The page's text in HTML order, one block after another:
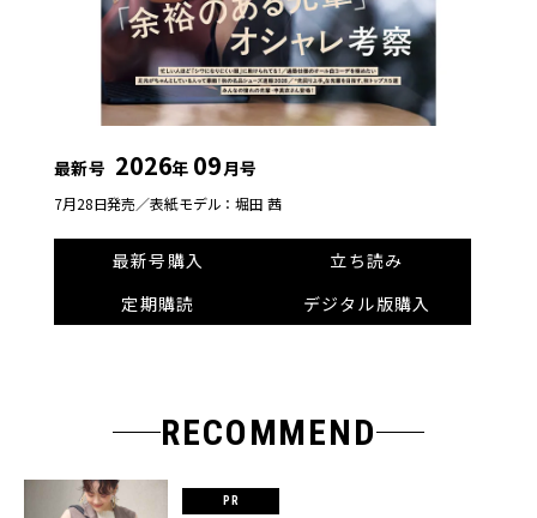
最新号 2026年 09月号
7月28日発売／表紙モデル：堀田 茜
最新号購入
立ち読み
定期購読
デジタル版購入
RECOMMEND